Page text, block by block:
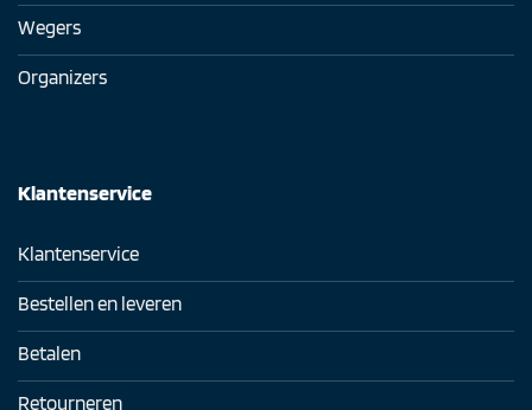
Wegers
Organizers
Klantenservice
Klantenservice
Bestellen en leveren
Betalen
Retourneren